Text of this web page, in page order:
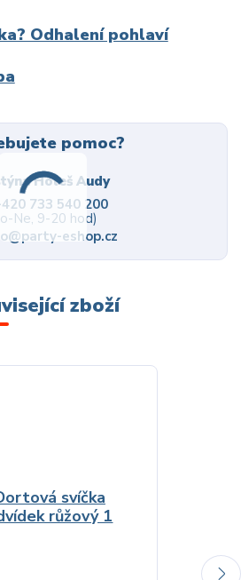
Odhalení pohlaví
pomoc?
Holeš Audy
733 540 200
Ne, 9-20 hod)
eshop.cz
zboží